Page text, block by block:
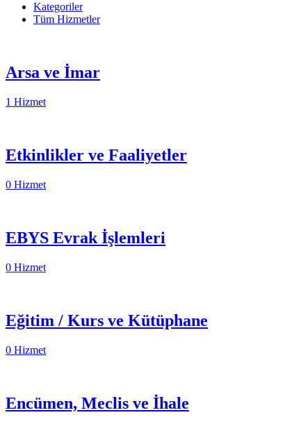
Kategoriler
Tüm Hizmetler
Arsa ve İmar
1 Hizmet
Etkinlikler ve Faaliyetler
0 Hizmet
EBYS Evrak İşlemleri
0 Hizmet
Eğitim / Kurs ve Kütüphane
0 Hizmet
Encümen, Meclis ve İhale